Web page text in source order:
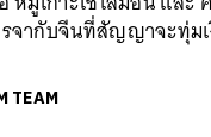
รจากับจีนที่สัญญาจะทุ่ม
TEAM